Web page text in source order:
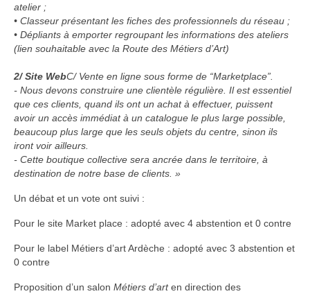
atelier ;
• Classeur présentant les fiches des professionnels du réseau ;
• Dépliants à emporter regroupant les informations des ateliers
(lien souhaitable avec la Route des Métiers d’Art)
2/ Site WebC/ Vente en ligne sous forme de “Marketplace”.
‐ Nous devons construire une clientèle régulière. Il est essentiel
que ces clients, quand ils ont un achat à effectuer, puissent
avoir un accès immédiat à un catalogue le plus large possible,
beaucoup plus large que les seuls objets du centre, sinon ils
iront voir ailleurs.
‐ Cette boutique collective sera ancrée dans le territoire, à
destination de notre base de clients. »
Un débat et un vote ont suivi :
Pour le site Market place : adopté avec 4 abstention et 0 contre
Pour le label Métiers d’art Ardèche : adopté avec 3 abstention et
0 contre
Proposition d’un salon Métiers d’arten direction des